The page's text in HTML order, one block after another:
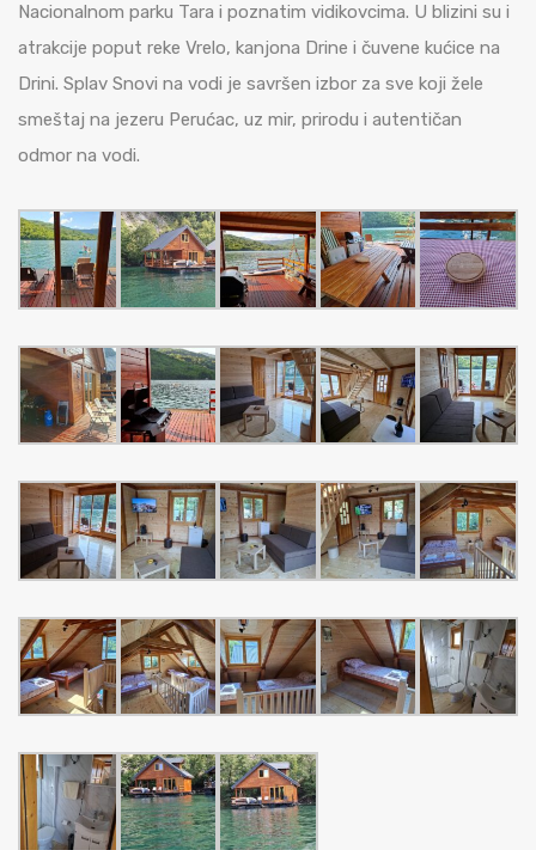
Nacionalnom parku Tara i poznatim vidikovcima. U blizini su i
atrakcije poput reke Vrelo, kanjona Drine i čuvene kućice na
Drini. Splav Snovi na vodi je savršen izbor za sve koji žele
smeštaj na jezeru Perućac, uz mir, prirodu i autentičan
odmor na vodi.